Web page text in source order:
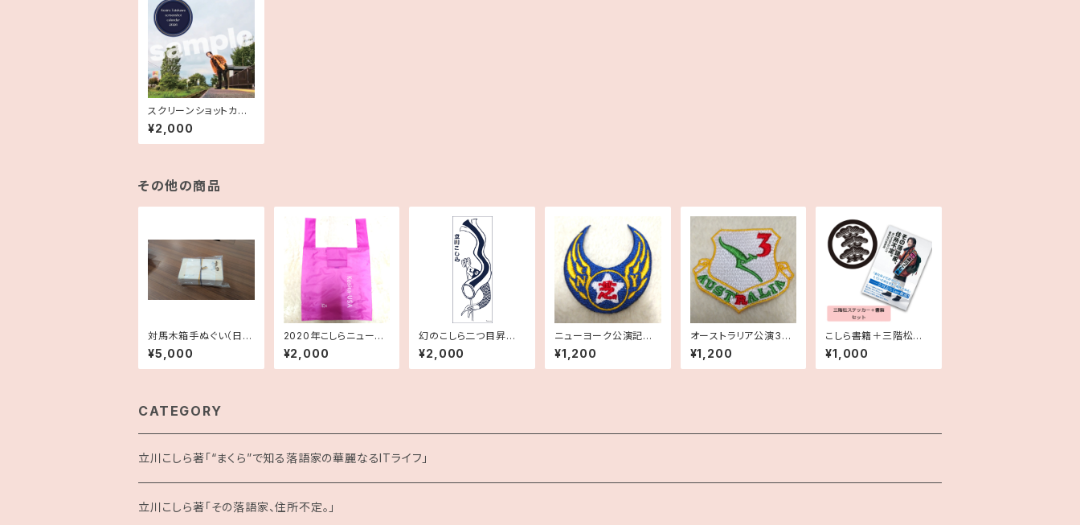
スクリーンショットカレ
ンダー2026
¥2,000
その他の商品
対馬木箱手ぬぐい（日本
語）
¥5,000
2020年こしらニューヨ
ーク公演記念エコバッ
グ
¥2,000
幻のこしら二つ目昇進
手ぬぐい 紺
¥2,000
ニューヨーク公演記念
ワッペン
¥1,200
オーストラリア公演3周
年記念ワッペン
¥1,200
こしら書籍＋三階松ス
テッカーセット
¥1,000
CATEGORY
立川こしら著「“まくら”で知る落語家の華麗なるITライフ」
立川こしら著「その落語家、住所不定。」